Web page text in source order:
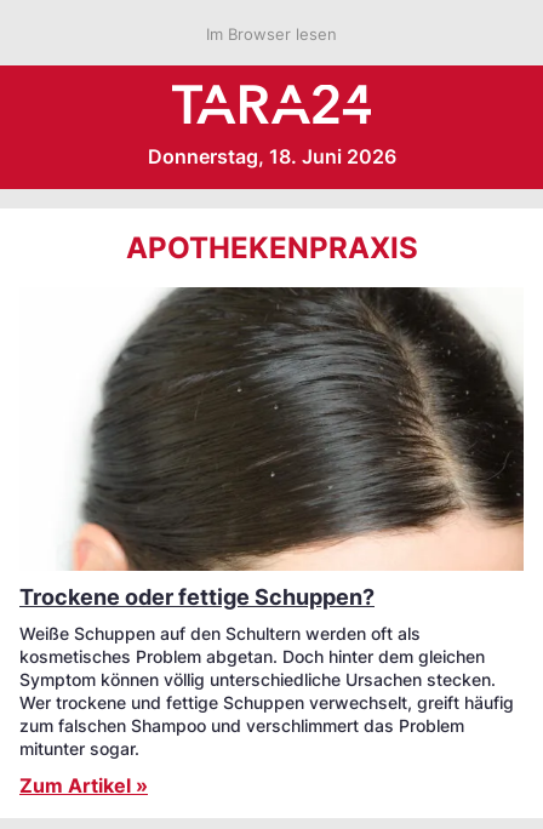
Im Browser lesen
Donnerstag, 18. Juni 2026
APOTHEKENPRAXIS
Trockene oder fettige Schuppen?
Weiße Schuppen auf den Schultern werden oft als
kosmetisches Problem abgetan. Doch hinter dem gleichen
Symptom können völlig unterschiedliche Ursachen stecken.
Wer trockene und fettige Schuppen verwechselt, greift häufig
zum falschen Shampoo und verschlimmert das Problem
mitunter sogar.
Zum Artikel »